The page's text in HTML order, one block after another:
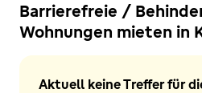
Barrierefreie /
Wohnungen mieten
Aktuell keine Treffer für